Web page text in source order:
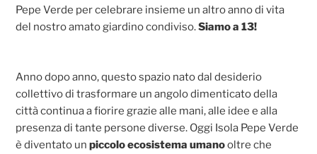
Pepe Verde per celebrare insieme un altro anno di vita
del nostro amato giardino condiviso.Siamo a 13!
Anno dopo anno, questo spazio nato dal desiderio
collettivo di trasformare un angolo dimenticato della
città continua a fiorire grazie alle mani, alle idee e alla
presenza di tante persone diverse. Oggi Isola Pepe Verde
è diventato unpiccolo ecosistema umanooltre che